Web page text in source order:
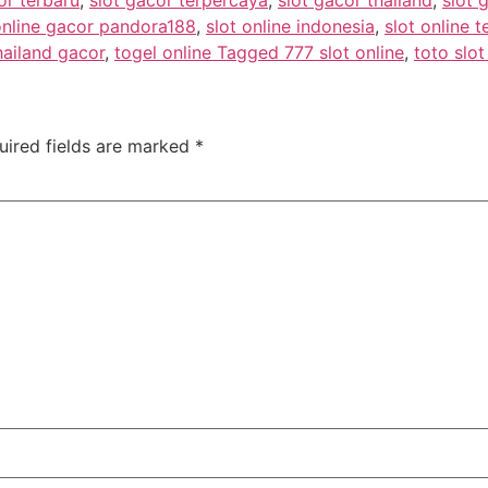
gacor pandora188, slot online indonesia, slot online
gacor, togel online Tagged 777 slot online, toto slot
fields are marked *